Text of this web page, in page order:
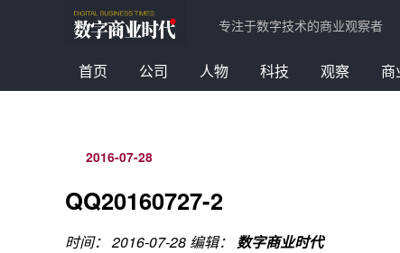
专注于数字技术的商业观察者
首页 公司 人物 科技 观察 商
2016-07-28
QQ20160727-2
时间： 2016-07-28编辑： 数字商业时代